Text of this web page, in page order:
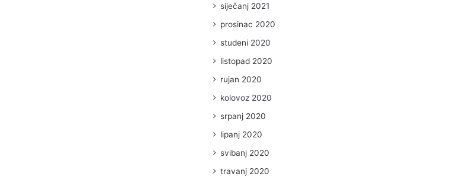
siječanj 2021
prosinac 2020
studeni 2020
listopad 2020
rujan 2020
kolovoz 2020
srpanj 2020
lipanj 2020
svibanj 2020
travanj 2020